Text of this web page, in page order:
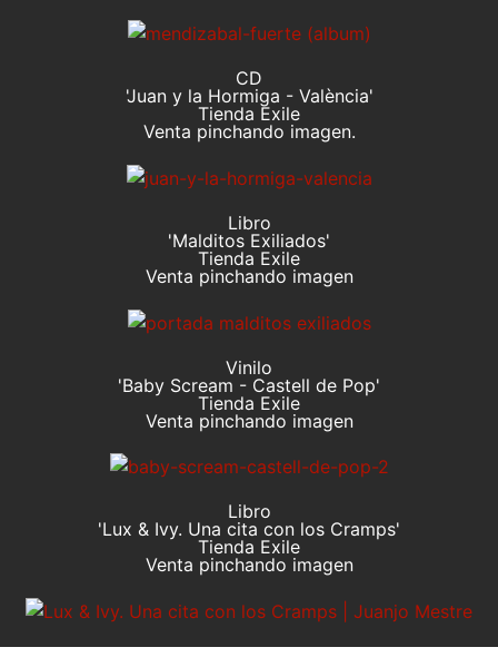
CD
'Juan y la Hormiga - València'
Tienda Exile
Venta pinchando imagen.
Libro
'Malditos Exiliados'
Tienda Exile
Venta pinchando imagen
Vinilo
'Baby Scream - Castell de Pop'
Tienda Exile
Venta pinchando imagen
Libro
'Lux & Ivy. Una cita con los Cramps'
Tienda Exile
Venta pinchando imagen